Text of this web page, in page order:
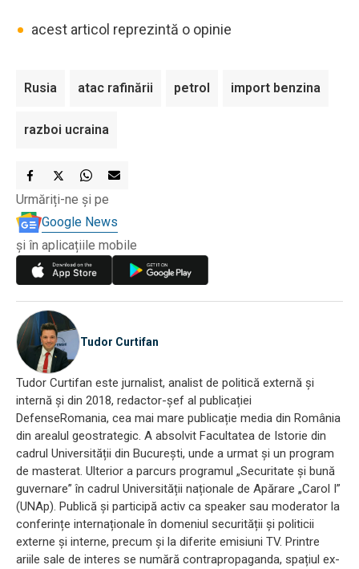
• acest articol reprezintă o opinie
Rusia atac rafinării petrol import benzina
razboi ucraina
Urmăriți-ne și pe
Google News
și în aplicațiile mobile
Tudor Curtifan
Tudor Curtifan este jurnalist, analist de politică externă și
internă și din 2018, redactor-șef al publicației
DefenseRomania, cea mai mare publicație media din România
din arealul geostrategic. A absolvit Facultatea de Istorie din
cadrul Universității din București, unde a urmat și un program
de masterat. Ulterior a parcurs programul „Securitate și bună
guvernare” în cadrul Universității naționale de Apărare „Carol I”
(UNAp). Publică și participă activ ca speaker sau moderator la
conferințe internaționale în domeniul securității și politicii
externe și interne, precum și la diferite emisiuni TV. Printre
ariile sale de interes se numără contrapropaganda, spațiul ex-